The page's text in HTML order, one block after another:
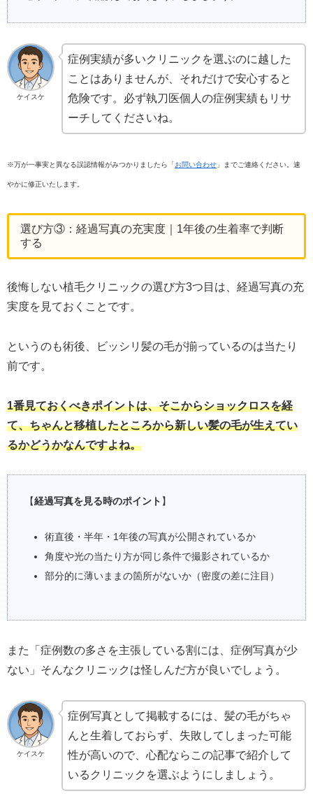
ケイスケ
症例実績が多いクリニックを選ぶのに越した
ことはありませんが、それだけで安心すると
危険です。必ず執刀医個人の症例実績もリサ
ーチしてくださいね。
※万が一事実と異なる誤認情報がみつかりましたら「 お問い合わせ 」までご連絡ください。速
やかに修正いたします。
選び方③：経過写真の充実度｜1年後の生着率で判断
する
後悔しない植毛クリニックの選び方3つ目は、経過写真の充
実度を見ておくことです。
というのも術後、ビッシリ髪の毛が揃っているのは当たり
前です。
1番見ておくべきポイントは、そこからショックロスを経
て、ちゃんと移植したところから新しい髪の毛が生えてい
るかどうかなんですよね。
【経過写真を見る時のポイント 】
術直後・半年・1年後の写真が公開されているか
角度や光の当たり方が同じ条件で撮影されているか
部分的に薄いままの箇所がないか（密度の差に注目）
また「症例数の多さを主張している割には、症例写真が少
ない」そんなクリニックは怪しんだ方が良いでしょう。
ケイスケ
症例写真として掲載するには、髪の毛がちゃ
んと生着しておらず、失敗してしまった可能
性が高いので、心配ならこの記事で紹介して
いるクリニックを選ぶようにしましょう。